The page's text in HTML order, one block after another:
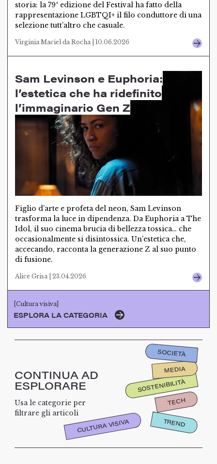
storia: la 79ª edizione del Festival ha fatto della
rappresentazione LGBTQI+ il filo conduttore di una
selezione tutt’altro che casuale.
Virginia Maciel da Rocha | 10.06.2026
Sam Levinson e Euphoria:
l’estetica che ha ridefinito
l’immaginario Gen Z
Figlio d’arte e profeta del neon, Sam Levinson
trasforma la luce in dipendenza. Da Euphoria a The
Idol, il suo cinema brucia di bellezza tossica… che
occasionalmente si disintossica. Un’estetica che,
accecando, racconta la generazione Z al suo punto
di fusione.
Alice Grisa | 23.04.2026
[Cultura visiva]
ESPLORA LA CATEGORIA
CONTINUA AD
ESPLORARE
Usa le categorie per
filtrare gli articoli
SOSTENIBILITÀ
TECH
MEDIA
CULTURA VISIVA
SOCIETÀ
TREND